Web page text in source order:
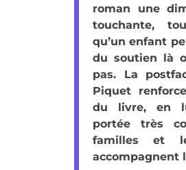
roman une
touchante,
qu’un enfant
du soutien là
pas. La
Piquet
du livre, en
portée très
familles et
accompagnent